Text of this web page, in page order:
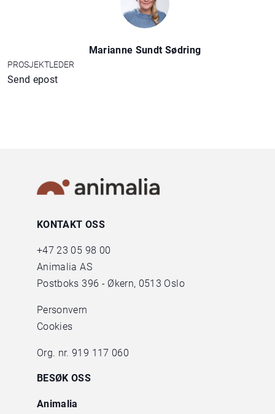
Marianne Sundt Sødring
PROSJEKTLEDER
Send epost
KONTAKT OSS
+47 23 05 98 00
Animalia AS
Postboks 396 - Økern, 0513 Oslo
Personvern
Cookies
Org. nr. 919 117 060
BESØK OSS
Animalia